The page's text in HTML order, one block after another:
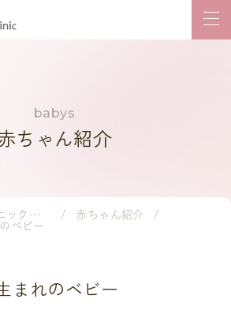
ちゃん紹介
ももレディースクリニック｜岡山市の産婦人科・小児科
赤ちゃん紹介
ベビー
まれのベビー